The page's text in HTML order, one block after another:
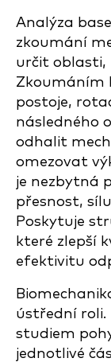
Analýza
zkoumání
určit oblasti,
Zkoumáním
postoje,
následného
odhalit
omezovat
je nezbytná
přesnost,
Poskytuje
které zlepší
efektivitu
ústřední roli.
studiem
jednotlivé